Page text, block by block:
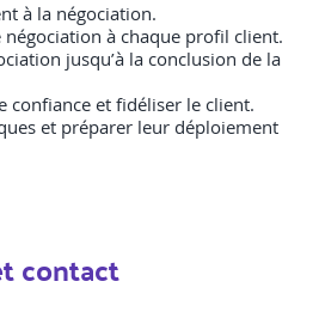
à la négociation.
à chaque profil client.
jusqu’à la conclusion de la
confiance et fidéliser le client.
et préparer leur déploiement
contact